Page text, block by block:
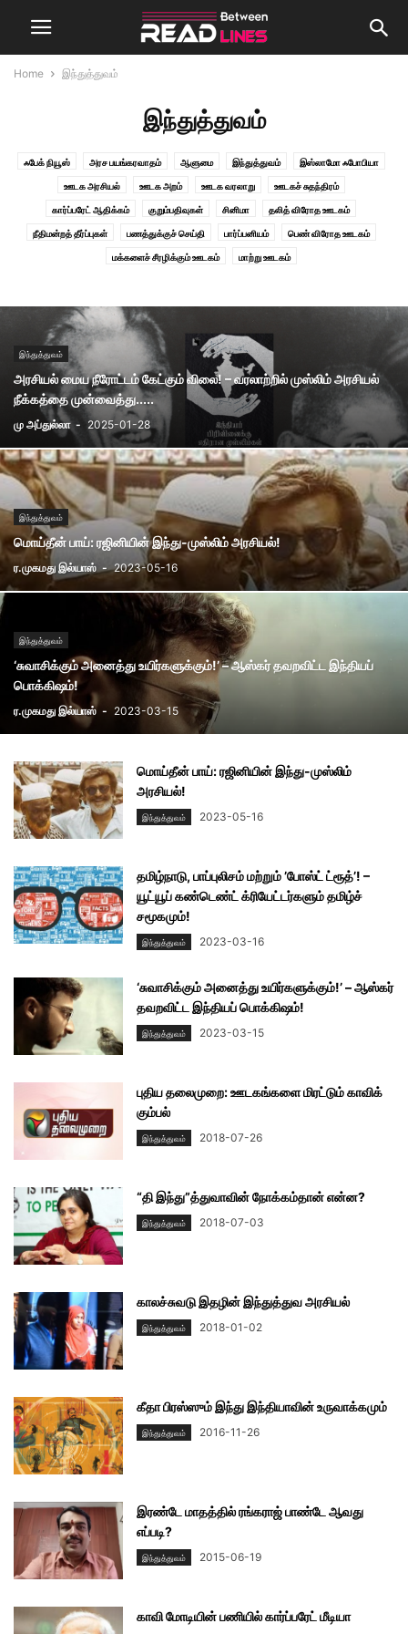
Home இந்துத்துவம்
இந்துத்துவம்
ஃபேக் நியூஸ் அரச பயங்கரவாதம் ஆளுமை இந்துத்துவம் இஸ்லாமோ ஃபோபியா
ஊடக அரசியல் ஊடக அறம் ஊடக வரலாறு ஊடகச் சுதந்திரம்
கார்ப்பரேட் ஆதிக்கம் குறும்பதிவுகள் சினிமா தலித் விரோத ஊடகம்
நீதிமன்றத் தீர்ப்புகள் பணத்துக்குச் செய்தி பார்ப்பனியம் பெண் விரோத ஊடகம்
மக்களைச் சீரழிக்கும் ஊடகம் மாற்று ஊடகம்
இந்துத்துவம்
அரசியல் மைய நீரோட்டம் கேட்கும் விலை! – வரலாற்றில் முஸ்லிம் அரசியல்
நீக்கத்தை முன்வைத்து.....
மு அப்துல்லா - 2025-01-28
இந்துத்துவம்
மொய்தீன் பாய்: ரஜினியின் இந்து-முஸ்லிம் அரசியல்!
ர.முகமது இல்யாஸ் - 2023-05-16
இந்துத்துவம்
‘சுவாசிக்கும் அனைத்து உயிர்களுக்கும்!’ – ஆஸ்கர் தவறவிட்ட இந்தியப்
பொக்கிஷம்!
ர.முகமது இல்யாஸ் - 2023-03-15
மொய்தீன் பாய்: ரஜினியின் இந்து-முஸ்லிம்
அரசியல்!
இந்துத்துவம் 2023-05-16
தமிழ்நாடு, பாப்புலிசம் மற்றும் ’போஸ்ட் ட்ரூத்’! –
யூட்யூப் கண்டெண்ட் க்ரியேட்டர்களும் தமிழ்ச்
சமூகமும்!
இந்துத்துவம் 2023-03-16
‘சுவாசிக்கும் அனைத்து உயிர்களுக்கும்!’ – ஆஸ்கர்
தவறவிட்ட இந்தியப் பொக்கிஷம்!
இந்துத்துவம் 2023-03-15
புதிய தலைமுறை: ஊடகங்களை மிரட்டும் காவிக்
கும்பல்
இந்துத்துவம் 2018-07-26
“தி இந்து”த்துவாவின் நோக்கம்தான் என்ன?
இந்துத்துவம் 2018-07-03
காலச்சுவடு இதழின் இந்துத்துவ அரசியல்
இந்துத்துவம் 2018-01-02
கீதா பிரஸ்ஸும் இந்து இந்தியாவின் உருவாக்கமும்
இந்துத்துவம் 2016-11-26
இரண்டே மாதத்தில் ரங்கராஜ் பாண்டே ஆவது
எப்படி?
இந்துத்துவம் 2015-06-19
காவி மோடியின் பணியில் கார்ப்பரேட் மீடியா